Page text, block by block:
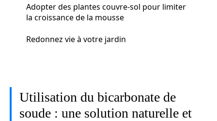
Adopter des plantes couvre-sol pour limiter
la croissance de la mousse
Redonnez vie à votre jardin
Utilisation du bicarbonate de
soude : une solution naturelle et